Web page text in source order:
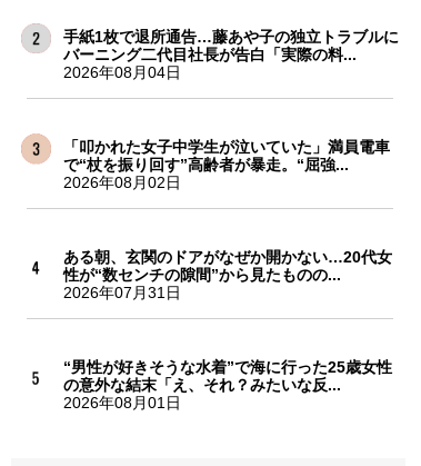
手紙1枚で退所通告…藤あや子の独立トラブルに
バーニング二代目社長が告白「実際の料...
2026年08月04日
「叩かれた女子中学生が泣いていた」満員電車
で“杖を振り回す”高齢者が暴走。“屈強...
2026年08月02日
ある朝、玄関のドアがなぜか開かない…20代女
性が“数センチの隙間”から見たものの...
2026年07月31日
“男性が好きそうな水着”で海に行った25歳女性
の意外な結末「え、それ？みたいな反...
2026年08月01日